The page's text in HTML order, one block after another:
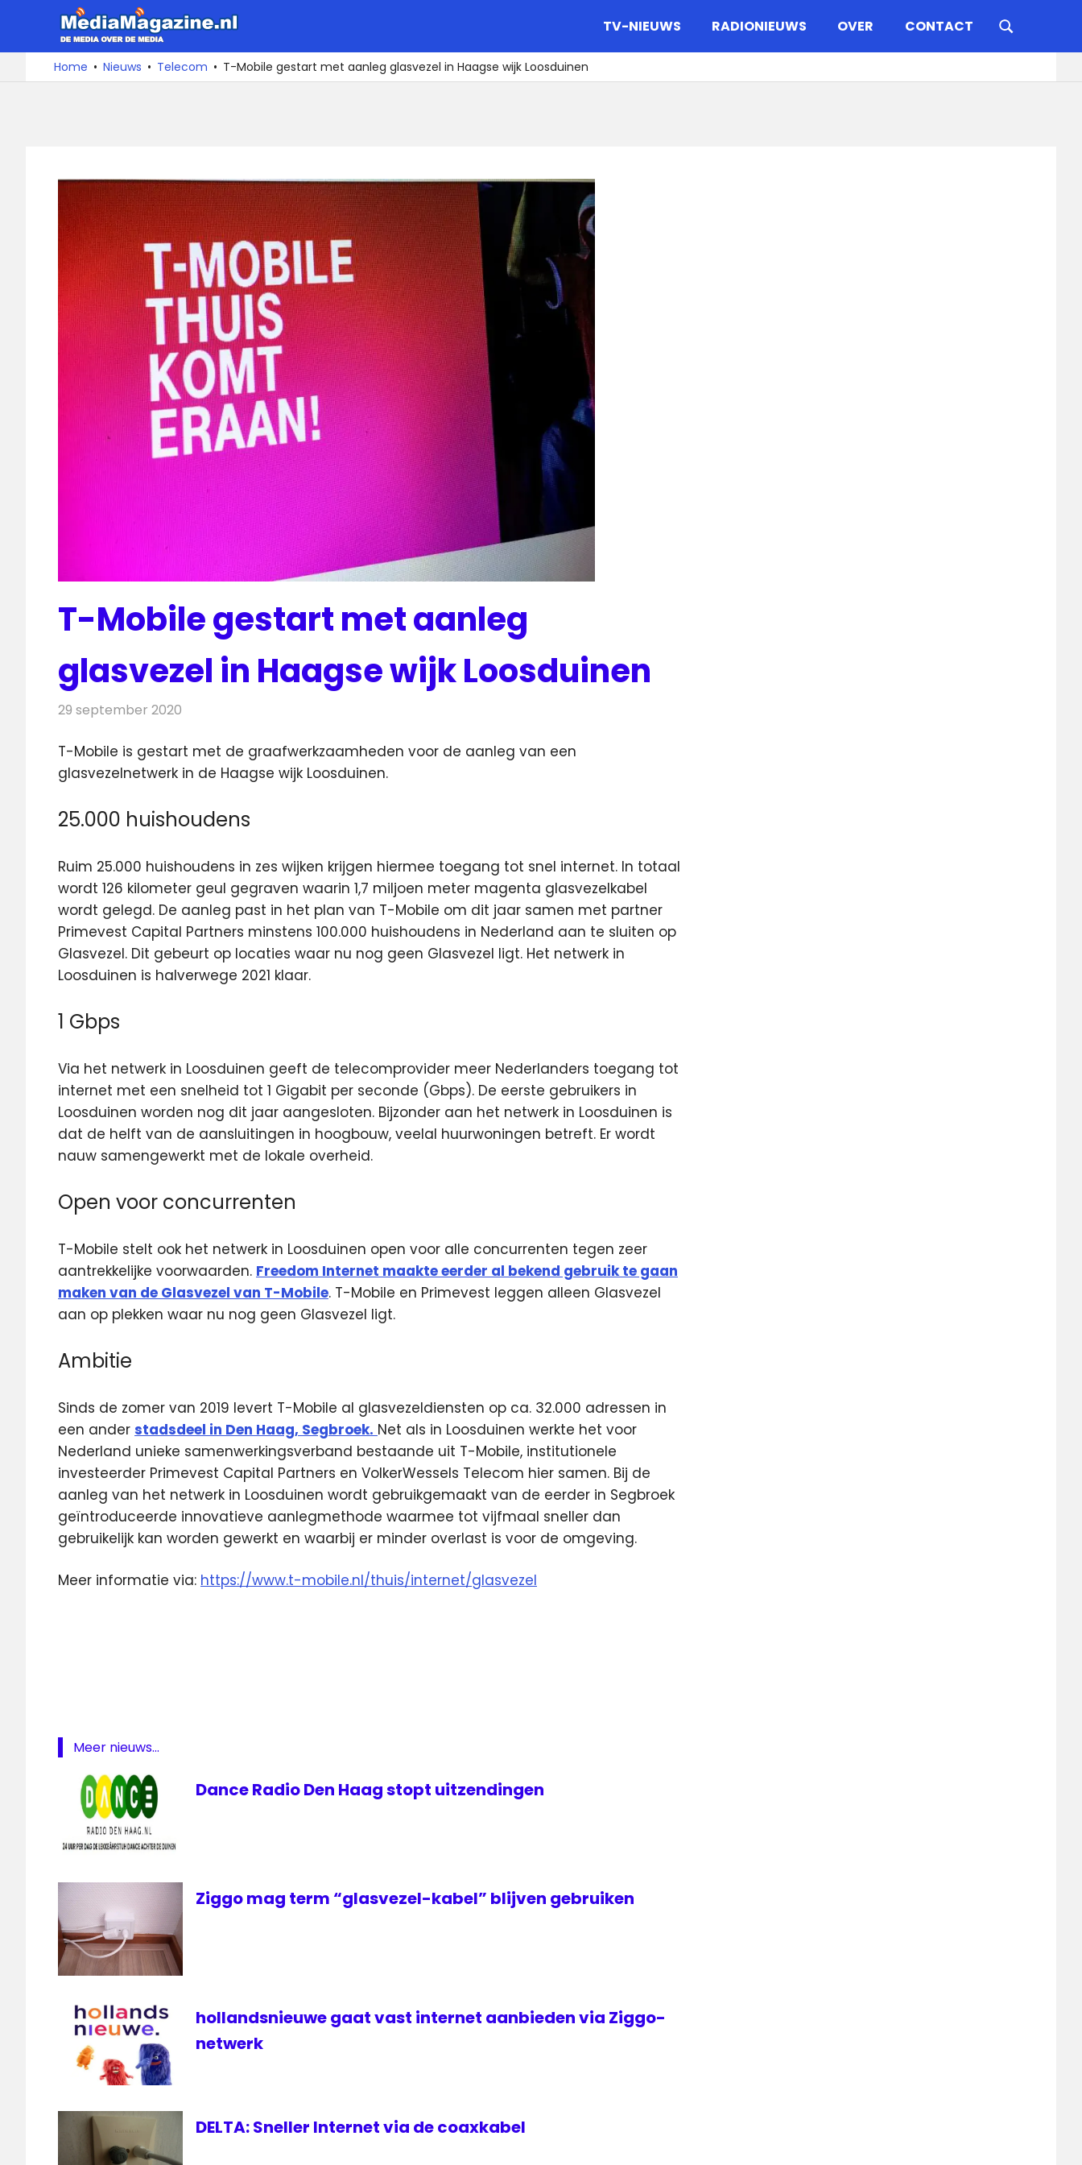
de
De
media
over
TV-NIEUWS RADIONIEUWS OVER CONTACT
Home Nieuws Telecom T-Mobile gestart met aanleg glasvezel in Haagse wijk Loosduinen
T-Mobile gestart met aanleg
glasvezel in Haagse wijk Loosduinen
29 september 2020
T-Mobile is gestart met de graafwerkzaamheden voor de aanleg van een
glasvezelnetwerk in de Haagse wijk Loosduinen.
25.000 huishoudens
Ruim 25.000 huishoudens in zes wijken krijgen hiermee toegang tot snel internet. In totaal
wordt 126 kilometer geul gegraven waarin 1,7 miljoen meter magenta glasvezelkabel
wordt gelegd. De aanleg past in het plan van T-Mobile om dit jaar samen met partner
Primevest Capital Partners minstens 100.000 huishoudens in Nederland aan te sluiten op
Glasvezel. Dit gebeurt op locaties waar nu nog geen Glasvezel ligt. Het netwerk in
Loosduinen is halverwege 2021 klaar.
1 Gbps
Via het netwerk in Loosduinen geeft de telecomprovider meer Nederlanders toegang tot
internet met een snelheid tot 1 Gigabit per seconde (Gbps). De eerste gebruikers in
Loosduinen worden nog dit jaar aangesloten. Bijzonder aan het netwerk in Loosduinen is
dat de helft van de aansluitingen in hoogbouw, veelal huurwoningen betreft. Er wordt
nauw samengewerkt met de lokale overheid.
Open voor concurrenten
T-Mobile stelt ook het netwerk in Loosduinen open voor alle concurrenten tegen zeer
aantrekkelijke voorwaarden. Freedom Internet maakte eerder al bekend gebruik te gaan
maken van de Glasvezel van T-Mobile. T-Mobile en Primevest leggen alleen Glasvezel
aan op plekken waar nu nog geen Glasvezel ligt.
Ambitie
Sinds de zomer van 2019 levert T-Mobile al glasvezeldiensten op ca. 32.000 adressen in
een ander stadsdeel in Den Haag, Segbroek. Net als in Loosduinen werkte het voor
Nederland unieke samenwerkingsverband bestaande uit T-Mobile, institutionele
investeerder Primevest Capital Partners en VolkerWessels Telecom hier samen. Bij de
aanleg van het netwerk in Loosduinen wordt gebruikgemaakt van de eerder in Segbroek
geïntroduceerde innovatieve aanlegmethode waarmee tot vijfmaal sneller dan
gebruikelijk kan worden gewerkt en waarbij er minder overlast is voor de omgeving.
Meer informatie via: https://www.t-mobile.nl/thuis/internet/glasvezel
Mobile
Meer nieuws...
Dance Radio Den Haag stopt uitzendingen
Ziggo mag term “glasvezel-kabel” blijven gebruiken
hollandsnieuwe gaat vast internet aanbieden via Ziggo-
netwerk
DELTA: Sneller Internet via de coaxkabel